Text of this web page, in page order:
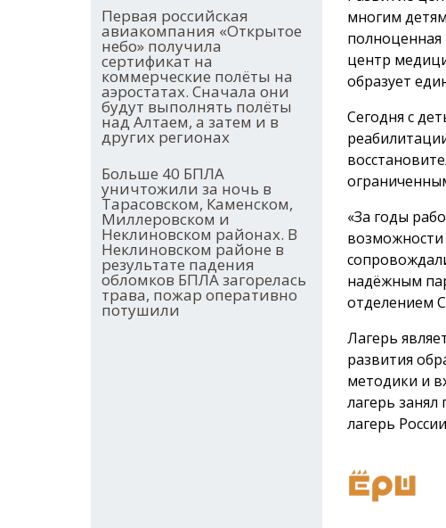
Первая российская
авиакомпания «Открытое
небо» получила
сертификат на
коммерческие полёты на
аэростатах. Сначала они
будут выполнять полёты
над Алтаем, а затем и в
других регионах
Больше 40 БПЛА
уничтожили за ночь в
Тарасовском, Каменском,
Миллеровском и
Неклиновском районах. В
Неклиновском районе в
результате падения
обломков БПЛА загорелась
трава, пожар оперативно
потушили
многим
центр
образует
Сегодня с
«За годы
возможности
надёжным
отделением
Лагерь
развития
методики и
лагерь
лагерь